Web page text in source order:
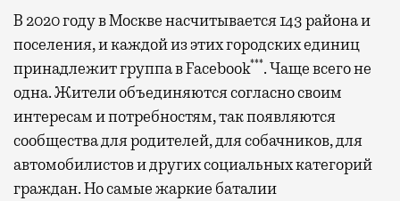
В 2020 году в Москве насчитывается 143 района и
поселения, и каждой из этих городских единиц
принадлежит группа в Facebook***. Чаще всего не
одна. Жители объединяются согласно своим
интересам и потребностям, так появляются
сообщества для родителей, для собачников, для
автомобилистов и других социальных категорий
граждан. Но самые жаркие баталии